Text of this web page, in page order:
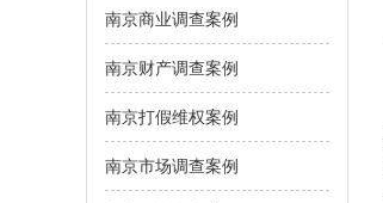
南京商业调查案例
南京财产调查案例
南京打假维权案例
南京市场调查案例